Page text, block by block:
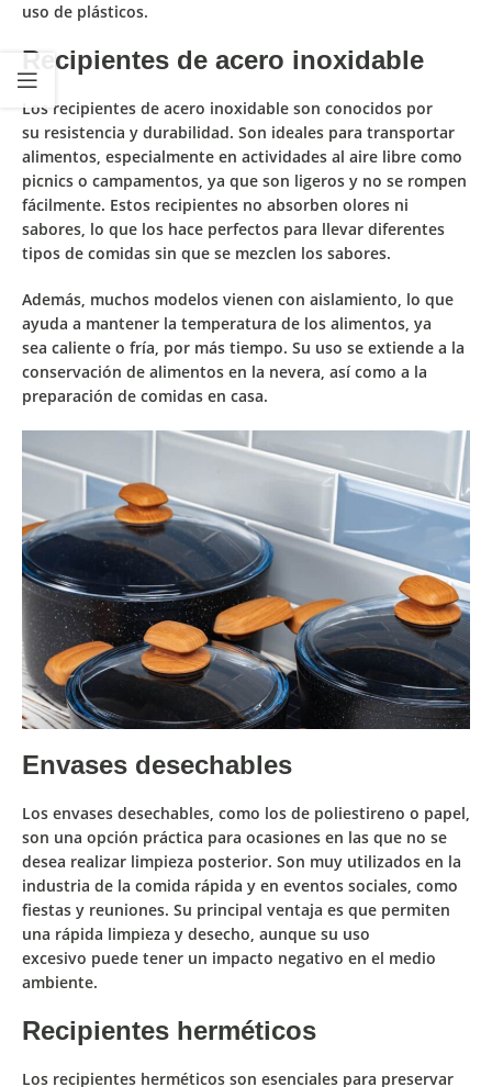
uso de plásticos.
Recipientes de acero inoxidable
Los recipientes de acero inoxidable son conocidos por
su resistencia y durabilidad. Son ideales para transportar
alimentos, especialmente en actividades al aire libre como
picnics o campamentos, ya que son ligeros y no se rompen
fácilmente. Estos recipientes no absorben olores ni
sabores, lo que los hace perfectos para llevar diferentes
tipos de comidas sin que se mezclen los sabores.
Además, muchos modelos vienen con aislamiento, lo que
ayuda a mantener la temperatura de los alimentos, ya
sea caliente o fría, por más tiempo. Su uso se extiende a la
conservación de alimentos en la nevera, así como a la
preparación de comidas en casa.
Envases desechables
Los envases desechables, como los de poliestireno o papel,
son una opción práctica para ocasiones en las que no se
desea realizar limpieza posterior. Son muy utilizados en la
industria de la comida rápida y en eventos sociales, como
fiestas y reuniones. Su principal ventaja es que permiten
una rápida limpieza y desecho, aunque su uso
excesivo puede tener un impacto negativo en el medio
ambiente.
Recipientes herméticos
Los recipientes herméticos son esenciales para preservar